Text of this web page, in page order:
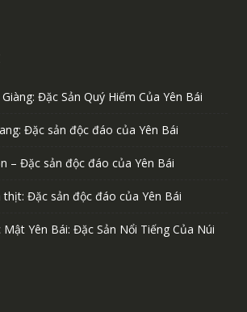
Đặc Sản Quý Hiếm Của Yên Bái
Đặc sản độc đáo của Yên Bái
– Đặc sản độc đáo của Yên Bái
thịt: Đặc sản độc đáo của Yên Bái
Yên Bái: Đặc Sản Nổi Tiếng Của Núi